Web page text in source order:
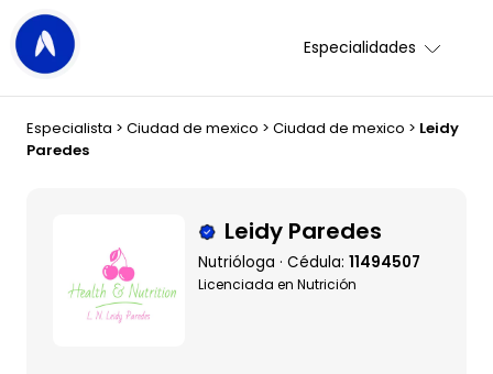
Especialidades
Especialista > Ciudad de mexico > Ciudad de mexico > Leidy
Paredes
Leidy Paredes
Nutrióloga · Cédula: 11494507
Licenciada en Nutrición